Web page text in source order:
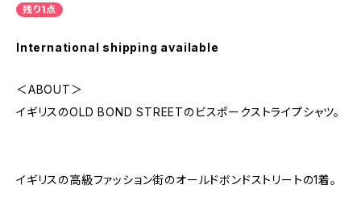
残り1点
International shipping available
＜ABOUT＞
イギリスのOLD BOND STREETのビスポークストライプシャツ。
イギリスの高級ファッション街のオールドボンドストリートの1着。